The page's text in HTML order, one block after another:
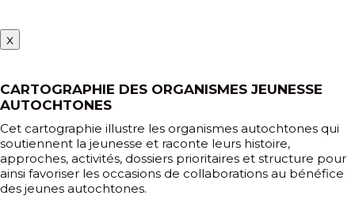
x
CARTOGRAPHIE DES ORGANISMES JEUNESSE
AUTOCHTONES
Cet cartographie illustre les organismes autochtones qui
soutiennent la jeunesse et raconte leurs histoire,
approches, activités, dossiers prioritaires et structure pour
ainsi favoriser les occasions de collaborations au bénéfice
des jeunes autochtones.